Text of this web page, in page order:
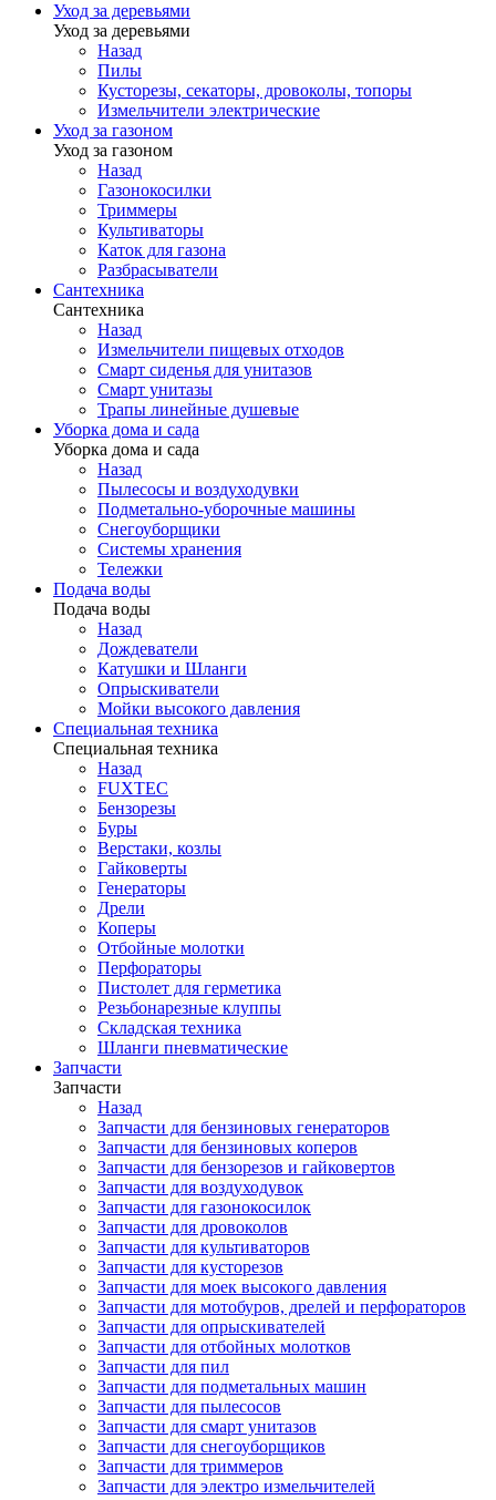
Уход за деревьями
Уход за деревьями
Назад
Пилы
Кусторезы, секаторы, дровоколы, топоры
Измельчители электрические
Уход за газоном
Уход за газоном
Назад
Газонокосилки
Триммеры
Культиваторы
Каток для газона
Разбрасыватели
Сантехника
Сантехника
Назад
Измельчители пищевых отходов
Смарт сиденья для унитазов
Смарт унитазы
Трапы линейные душевые
Уборка дома и сада
Уборка дома и сада
Назад
Пылесосы и воздуходувки
Подметально-уборочные машины
Снегоуборщики
Системы хранения
Тележки
Подача воды
Подача воды
Назад
Дождеватели
Катушки и Шланги
Опрыскиватели
Мойки высокого давления
Специальная техника
Специальная техника
Назад
FUXTEC
Бензорезы
Буры
Верстаки, козлы
Гайковерты
Генераторы
Дрели
Коперы
Отбойные молотки
Перфораторы
Пистолет для герметика
Резьбонарезные клуппы
Складская техника
Шланги пневматические
Запчасти
Запчасти
Назад
Запчасти для бензиновых генераторов
Запчасти для бензиновых коперов
Запчасти для бензорезов и гайковертов
Запчасти для воздуходувок
Запчасти для газонокосилок
Запчасти для дровоколов
Запчасти для культиваторов
Запчасти для кусторезов
Запчасти для моек высокого давления
Запчасти для мотобуров, дрелей и перфораторов
Запчасти для опрыскивателей
Запчасти для отбойных молотков
Запчасти для пил
Запчасти для подметальных машин
Запчасти для пылесосов
Запчасти для смарт унитазов
Запчасти для снегоуборщиков
Запчасти для триммеров
Запчасти для электро измельчителей